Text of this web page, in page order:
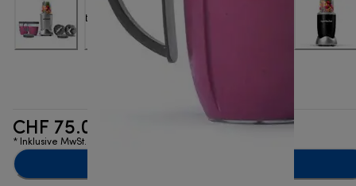
CHF 75.00
* Inklusive MwSt.